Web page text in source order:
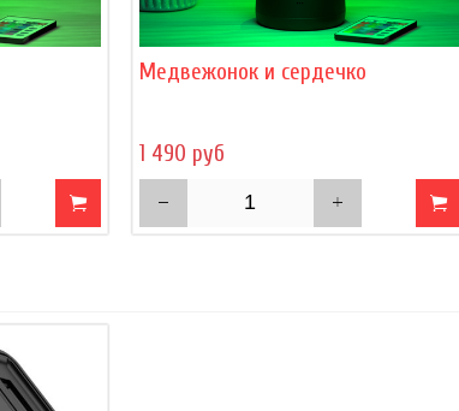
Медвежонок и сердечко
1 490 руб